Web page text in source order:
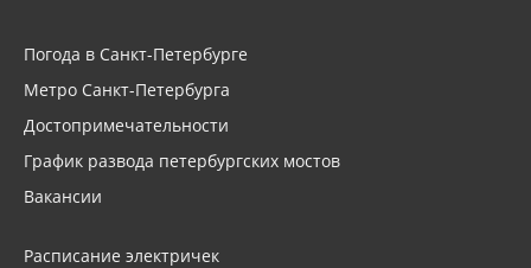
Погода в Санкт-Петербурге
Метро Санкт-Петербурга
Достопримечательности
График развода петербургских мостов
Вакансии
Расписание электричек